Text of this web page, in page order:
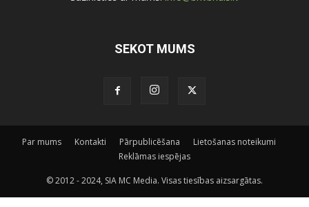
SEKOT MUMS
Par mums Kontakti Pārpublicēšana
Lietošanas noteikumi
Reklāmas iespējas
© 2012 - 2024, SIA MC Media. Visas tiesības aizsargātas.